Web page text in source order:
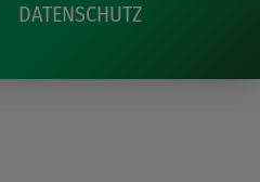
DATENSCHUTZ